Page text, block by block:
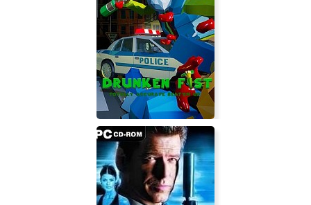
Zengeon